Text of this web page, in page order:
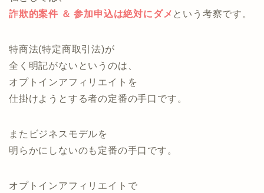
詐欺的案件 ＆ 参加申込は絶対にダメ という考察です。
特商法(特定商取引法)が
全く明記がないというのは、
オプトインアフィリエイトを
仕掛けようとする者の定番の手口です。
またビジネスモデルを
明らかにしないのも定番の手口です。
オプトインアフィリエイトで